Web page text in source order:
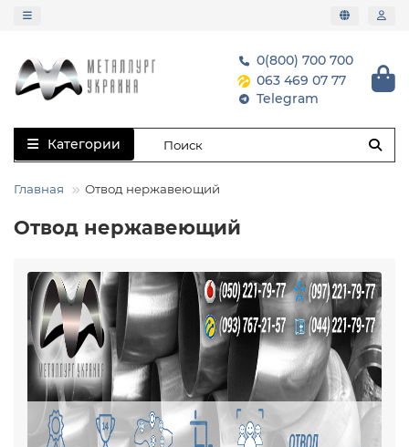
0(800) 700 700
063 469 07 77
Telegram
Категории
Главная Отвод нержавеющий
Отвод нержавеющий